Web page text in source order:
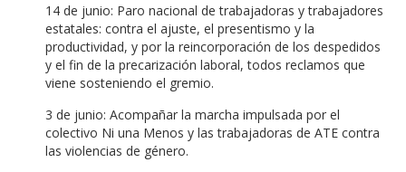
14 de junio: Paro nacional de trabajadoras y trabajadores
estatales: contra el ajuste, el presentismo y la
productividad, y por la reincorporación de los despedidos
y el fin de la precarización laboral, todos reclamos que
viene sosteniendo el gremio.
3 de junio: Acompañar la marcha impulsada por el
colectivo Ni una Menos y las trabajadoras de ATE contra
las violencias de género.